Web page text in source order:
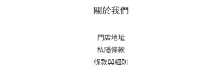
關於我們
門店地址
私隱條款
條款與細則